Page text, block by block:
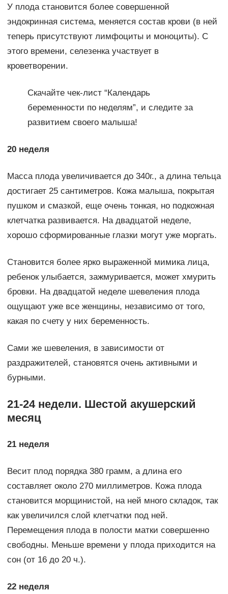
У плода становится более совершенной
эндокринная система, меняется состав крови (в ней
теперь присутствуют лимфоциты и моноциты). С
этого времени, селезенка участвует в
кроветворении.
Скачайте чек-лист “Календарь
беременности по неделям”, и следите за
развитием своего малыша!
20 неделя
Масса плода увеличивается до 340г., а длина тельца
достигает 25 сантиметров. Кожа малыша, покрытая
пушком и смазкой, еще очень тонкая, но подкожная
клетчатка развивается. На двадцатой неделе,
хорошо сформированные глазки могут уже моргать.
Становится более ярко выраженной мимика лица,
ребенок улыбается, зажмуривается, может хмурить
бровки. На двадцатой неделе шевеления плода
ощущают уже все женщины, независимо от того,
какая по счету у них беременность.
Сами же шевеления, в зависимости от
раздражителей, становятся очень активными и
бурными.
21-24 недели. Шестой акушерский
месяц
21 неделя
Весит плод порядка 380 грамм, а длина его
составляет около 270 миллиметров. Кожа плода
становится морщинистой, на ней много складок, так
как увеличился слой клетчатки под ней.
Перемещения плода в полости матки совершенно
свободны. Меньше времени у плода приходится на
сон (от 16 до 20 ч.).
22 неделя